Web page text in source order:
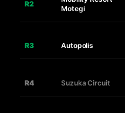
R2
Motegi
R3 Autopolis
R4 Suzuka Circuit